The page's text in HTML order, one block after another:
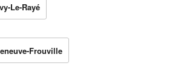
Le-Rayé
Frouville